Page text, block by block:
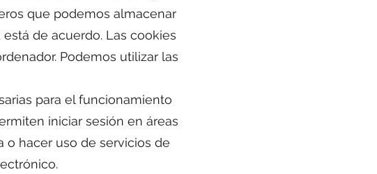
que podemos almacenar
de acuerdo. Las cookies
Podemos utilizar las
para el funcionamiento
iniciar sesión en áreas
o hacer uso de servicios de